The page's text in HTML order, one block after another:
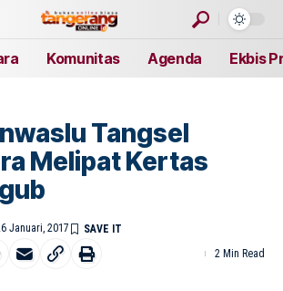
Komunitas Agenda Ekbis
Tangsel
Melipat Kertas
Januari, 2017
2 Min Read